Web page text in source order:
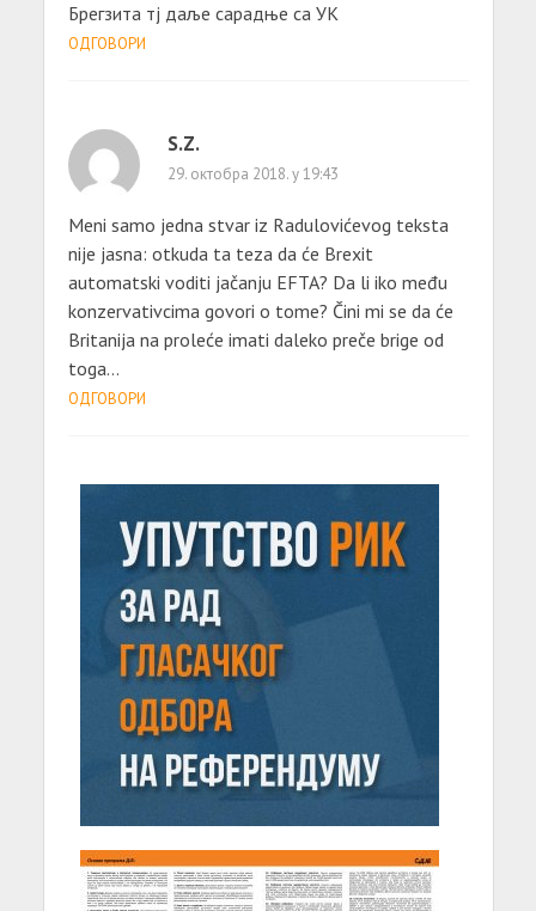
Брегзита тј даље сарадње са УК
ОДГОВОРИ
S.Z.
29. октобра 2018. у 19:43
Meni samo jedna stvar iz Radulovićevog teksta
nije jasna: otkuda ta teza da će Brexit
automatski voditi jačanju EFTA? Da li iko među
konzervativcima govori o tome? Čini mi se da će
Britanija na proleće imati daleko preče brige od
toga…
ОДГОВОРИ